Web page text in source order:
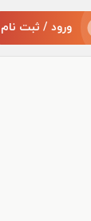
ورود / ثبت نام